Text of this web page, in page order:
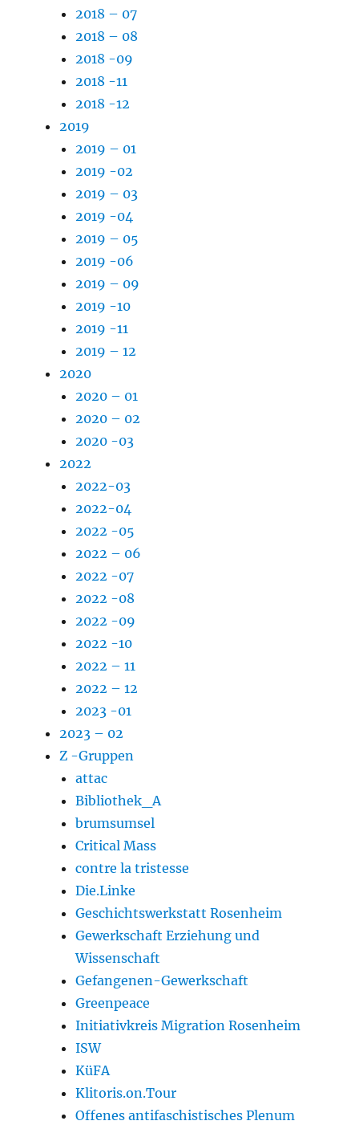
2018 – 07
2018 – 08
2018 -09
2018 -11
2018 -12
2019
2019 – 01
2019 -02
2019 – 03
2019 -04
2019 – 05
2019 -06
2019 – 09
2019 -10
2019 -11
2019 – 12
2020
2020 – 01
2020 – 02
2020 -03
2022
2022-03
2022-04
2022 -05
2022 – 06
2022 -07
2022 -08
2022 -09
2022 -10
2022 – 11
2022 – 12
2023 -01
2023 – 02
Z -Gruppen
attac
Bibliothek_A
brumsumsel
Critical Mass
contre la tristesse
Die.Linke
Geschichtswerkstatt Rosenheim
Gewerkschaft Erziehung und
Wissenschaft
Gefangenen-Gewerkschaft
Greenpeace
Initiativkreis Migration Rosenheim
ISW
KüFA
Klitoris.on.Tour
Offenes antifaschistisches Plenum